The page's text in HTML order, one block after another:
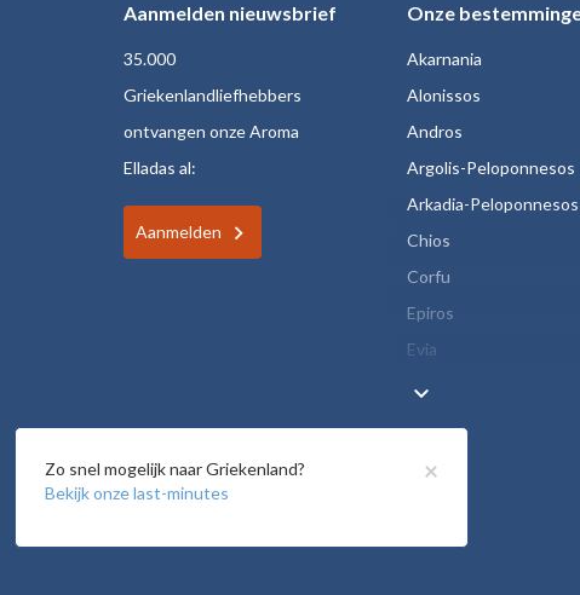
Aanmelden nieuwsbrief
35.000
Griekenlandliefhebbers
ontvangen onze Aroma
Elladas al:
Aanmelden
Onze
Akarnania
Alonissos
Andros
Argolis-Peloponnesos
Arkadia-Peloponnesos
Chios
Corfu
Epiros
Evia
keyboard_arrow_down
×
Zo snel mogelijk naar Griekenland?
Bekijk onze last-minutes